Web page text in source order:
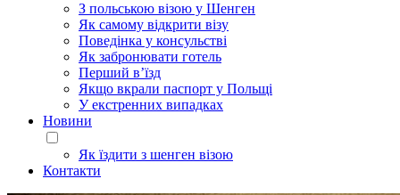
З польською візою у Шенген
Як самому відкрити візу
Поведінка у консульстві
Як забронювати готель
Перший в’їзд
Якщо вкрали паспорт у Польщі
У екстренних випадках
Новини
Як їздити з шенген візою
Контакти